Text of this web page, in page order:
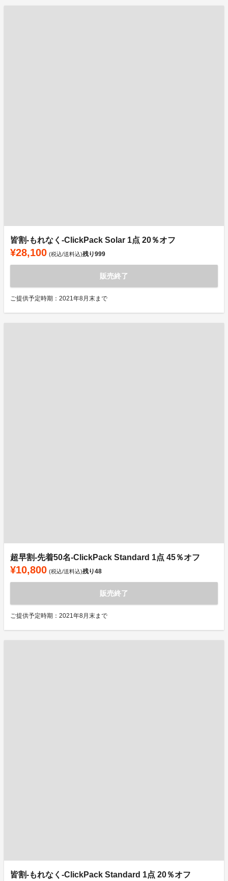
皆割-もれなく-ClickPack Solar 1点 20％オフ
¥28,100 (税込/送料込)残り999
販売終了
ご提供予定時期：2021年8月末まで
超早割-先着50名-ClickPack Standard 1点 45％オフ
¥10,800 (税込/送料込)残り48
販売終了
ご提供予定時期：2021年8月末まで
皆割-もれなく-ClickPack Standard 1点 20％オフ